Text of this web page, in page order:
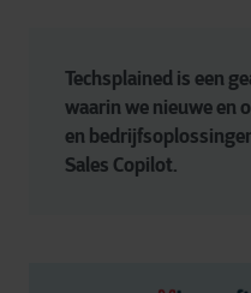
Techsplained is een
waarin we nieuwe en
en
Sales Copilot.